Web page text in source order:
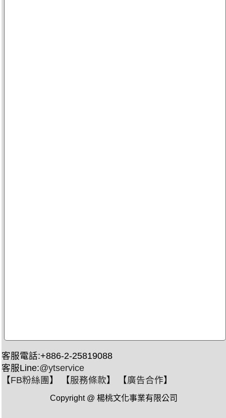
客服電話:+886-2-25819088
客服Line:@ytservice
【FB粉絲團 】 【服務條款】 【廣告合作】
Copyright @ 楊桃文化事業有限公司